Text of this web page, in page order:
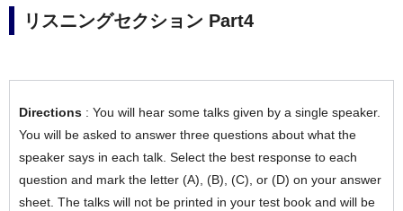
リスニングセクション Part4
Directions : You will hear some talks given by a single speaker.
You will be asked to answer three questions about what the
speaker says in each talk. Select the best response to each
question and mark the letter (A), (B), (C), or (D) on your answer
sheet. The talks will not be printed in your test book and will be